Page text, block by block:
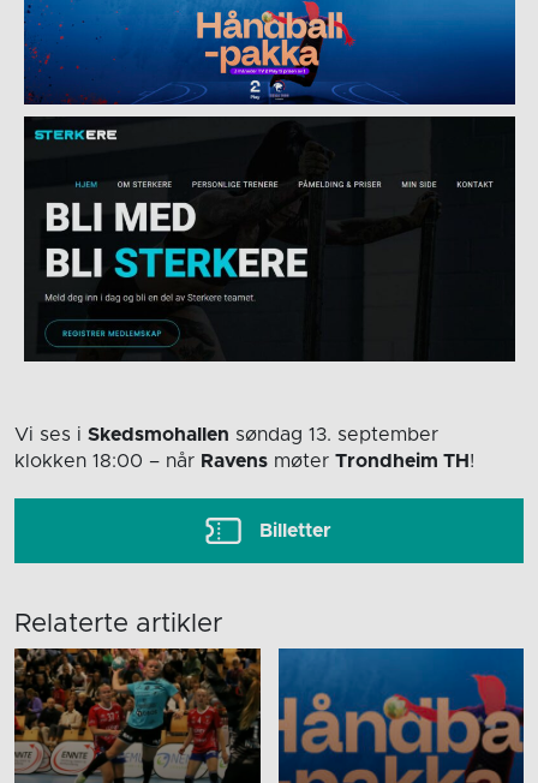
Vi ses i Skedsmohallen søndag 13. september
klokken 18:00 – når Ravens møter Trondheim TH!
Billetter
Relaterte artikler